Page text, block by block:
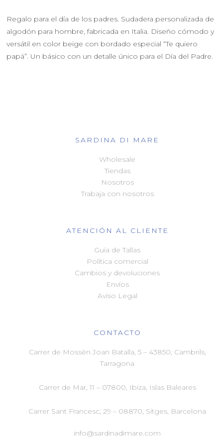
Regalo para el día de los padres. Sudadera personalizada de
algodón para hombre, fabricada en Italia. Diseño cómodo y
versátil en color beige con bordado especial “Te quiero
papá”. Un básico con un detalle único para el Día del Padre.
SARDINA DI MARE
Wholesale
Tiendas
Nosotros
Trabaja con nosotros
ATENCIÓN AL CLIENTE
Guía de Tallas
Política comercial
Cambios y devoluciones
Envíos
Aviso Legal
CONTACTO
Carrer de Mossèn Joan Batalla, 5 – 43850, Cambrils,
Tarragona
Carrer de Mar, 11 – 07800, Ibiza, Islas Baleares
Carrer Sant Francesc, 29 – 08870, Sitges, Barcelona
info@sardinadimare.com